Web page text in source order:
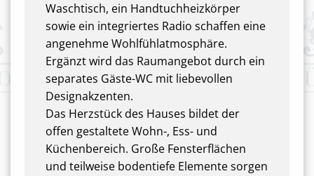
Waschtisch, ein Handtuchheizkörper
sowie ein integriertes Radio schaffen eine
angenehme Wohlfühlatmosphäre.
Ergänzt wird das Raumangebot durch ein
separates Gäste-WC mit liebevollen
Designakzenten.
Das Herzstück des Hauses bildet der
offen gestaltete Wohn-, Ess- und
Küchenbereich. Große Fensterflächen
und teilweise bodentiefe Elemente sorgen